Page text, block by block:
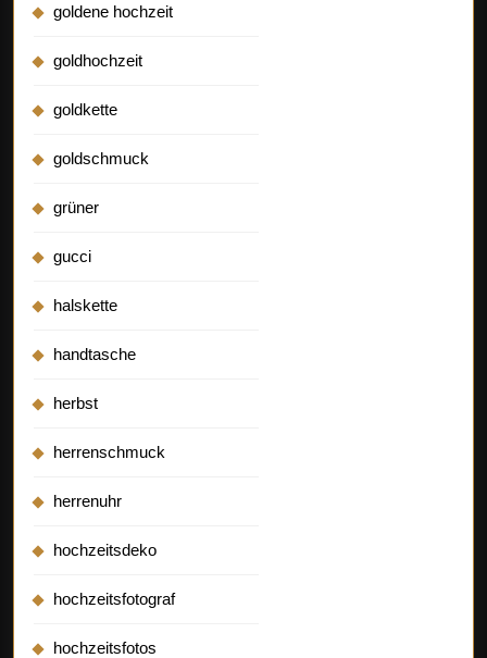
goldene hochzeit
goldhochzeit
goldkette
goldschmuck
grüner
gucci
halskette
handtasche
herbst
herrenschmuck
herrenuhr
hochzeitsdeko
hochzeitsfotograf
hochzeitsfotos